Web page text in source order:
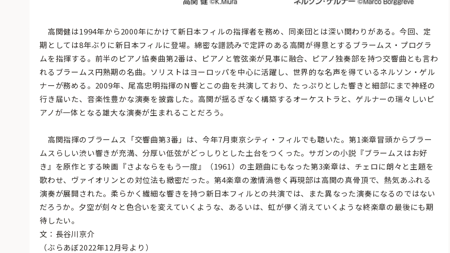
高関健は1994年から2000年にかけて新日本フィルの指揮者を務め、同楽団とは深い関わりがある。今回、定
期としては8年ぶりに新日本フィルに登場。綿密な譜読みで定評のある高関が得意とするブラームス・プログラ
ムを指揮する。前半のピアノ協奏曲第2番は、ピアノと管弦楽が見事に融合、ピアノ独奏部を持つ交響曲とも言わ
れるブラームス円熟期の名曲。ソリストはヨーロッパを中心に活躍し、世界的な名声を得ているネルソン・ゲル
ナーが務める。2009年、尾高忠明指揮のN響とこの曲を共演しており、たっぷりとした響きと細部にまで神経の
行き届いた、音楽性豊かな演奏を披露した。高関が揺るぎなく構築するオーケストラと、ゲルナーの瑞々しいピ
アノが一体となる雄大な演奏が生まれることだろう。
高関指揮のブラームス「交響曲第3番」は、今年7月東京シティ・フィルでも聴いた。第1楽章冒頭からブラー
ムスらしい渋い響きが充満、分厚い低弦がどっしりとした土台をつくった。サガンの小説『ブラームスはお好
き』を原作とする映画『さよならをもう一度』（1961）の主題曲にもなった第3楽章は、チェロに朗々と主題を
歌わせ、ヴァイオリンとの対位法も緻密だった。第4楽章の激情渦巻く再現部は高関の真骨頂で、熱気あふれる
演奏が展開された。柔らかく繊細な響きを持つ新日本フィルとの共演では、また異なった演奏になるのではない
だろうか。夕空が刻々と色合いを変えていくような、あるいは、虹が儚く消えていくような終楽章の最後にも期
待したい。
文：長谷川京介
（ぶらあぼ2022年12月号より）